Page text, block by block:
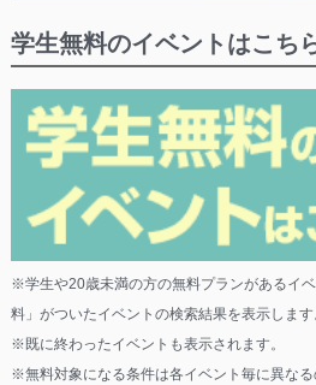
学生無料のイベントはこち
※学生や20歳未満の方の無料プランがあるイ
料」がついたイベントの検索結果を表示します
※既に終わったイベントも表示されます。
※無料対象になる条件は各イベント毎に異な